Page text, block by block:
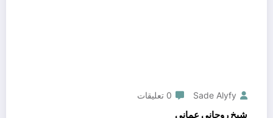
Sade Alyfy 0 تعليقات
شيخ روحاني عماني